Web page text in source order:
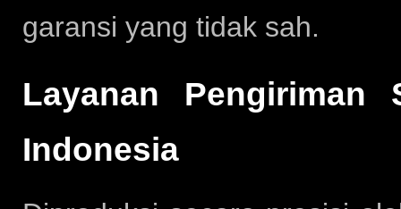
garansi yang tidak sah.
Layanan
Indonesia